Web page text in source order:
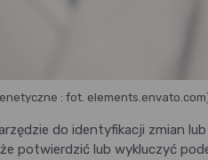
: fot.
do identyfikacji zmian
potwierdzić lub wykluczyć